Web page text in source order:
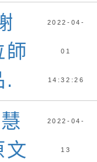
師
.
2022-04-
01
14:32:26
文
2022-04-
13